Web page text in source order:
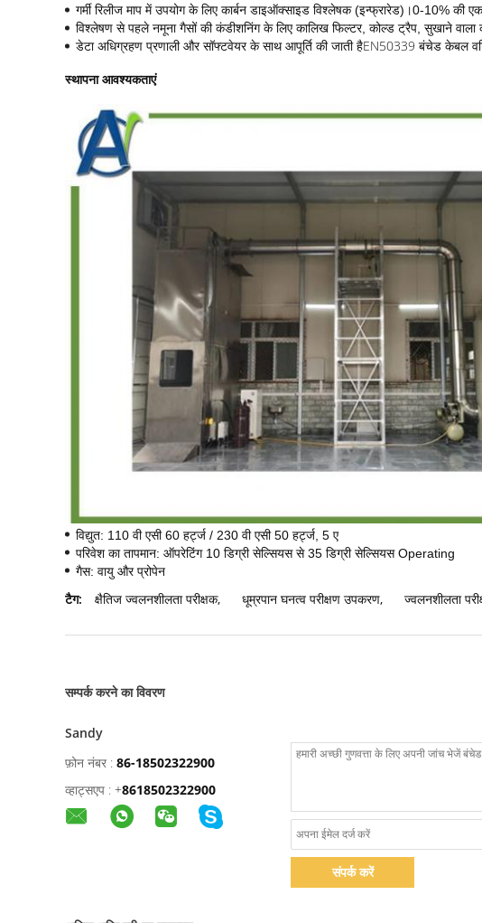
गर्मी रिलीज माप में उपयोग के लिए कार्बन डाइऑक्साइड विश्लेषक (इन्फ्रारेड)।0-10% की
विश्लेषण से पहले नमूना गैसों की कंडीशनिंग के लिए कालिख फिल्टर, कोल्ड ट्रैप, सुखाने
डेटा अधिग्रहण प्रणाली और सॉफ्टवेयर के साथ आपूर्ति की जाती हैEN50339 बंचेड केबल
स्थापना आवश्यकताएं
विद्युत: 110 वी एसी 60 हर्ट्ज / 230 वी एसी 50 हर्ट्ज, 5 ए
परिवेश का तापमान: ऑपरेटिंग 10 डिग्री सेल्सियस से 35 डिग्री सेल्सियस Operating
गैस: वायु और प्रोपेन
टैग: क्षैतिज ज्वलनशीलता परीक्षक, धूम्रपान घनत्व परीक्षण उपकरण, ज्वलनशीलता
सम्पर्क करने का विवरण
Sandy
फ़ोन नंबर : 86-18502322900
व्हाट्सएप : +8618502322900
संपर्क करें